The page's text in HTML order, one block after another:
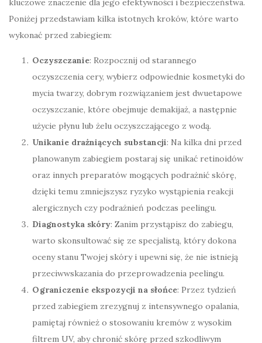
Poniżej przedstawiam kilka istotnych kroków, które warto
wykonać przed zabiegiem:
Oczyszczanie: Rozpocznij od starannego
oczyszczenia cery, wybierz odpowiednie kosmetyki do
mycia twarzy, dobrym rozwiązaniem jest dwuetapowe
oczyszczanie, które obejmuje demakijaż, a następnie
użycie płynu lub żelu oczyszczającego z wodą.
Unikanie drażniących substancji: Na kilka dni przed
planowanym zabiegiem postaraj się unikać retinoidów
oraz innych preparatów mogących podrażnić skórę,
dzięki temu zmniejszysz ryzyko wystąpienia reakcji
alergicznych czy podrażnień podczas peelingu.
Diagnostyka skóry: Zanim przystąpisz do zabiegu,
warto skonsultować się ze specjalistą, który dokona
oceny stanu Twojej skóry i upewni się, że nie istnieją
przeciwwskazania do przeprowadzenia peelingu.
Ograniczenie ekspozycji na słońce: Przez tydzień
przed zabiegiem zrezygnuj z intensywnego opalania,
pamiętaj również o stosowaniu kremów z wysokim
filtrem UV, aby chronić skórę przed szkodliwym